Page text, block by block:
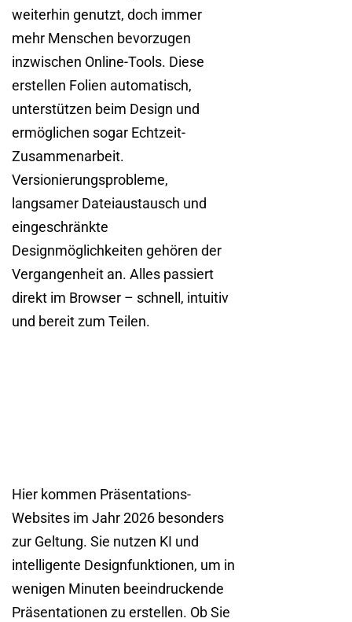
weiterhin genutzt, doch immer
mehr Menschen bevorzugen
inzwischen Online-Tools. Diese
erstellen Folien automatisch,
unterstützen beim Design und
ermöglichen sogar Echtzeit-
Zusammenarbeit.
Versionierungsprobleme,
langsamer Dateiaustausch und
eingeschränkte
Designmöglichkeiten gehören der
Vergangenheit an. Alles passiert
direkt im Browser – schnell, intuitiv
und bereit zum Teilen.
Hier kommen Präsentations-
Websites im Jahr 2026 besonders
zur Geltung. Sie nutzen KI und
intelligente Designfunktionen, um in
wenigen Minuten beeindruckende
Präsentationen zu erstellen. Ob Sie